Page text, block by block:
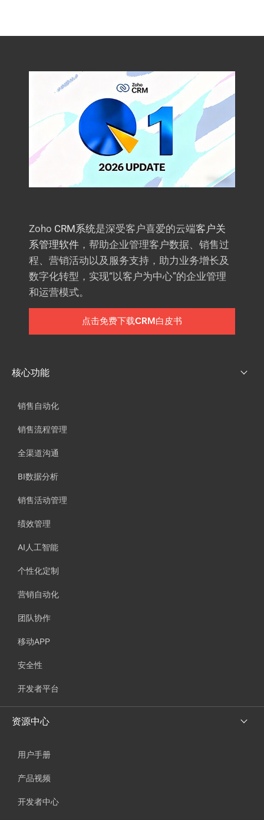
Zoho CRM系统是深受客户喜爱的云端客户关
系管理软件 ，帮助企业管理客户数据、销售过
程、营销活动以及服务支持，助力业务增长及
数字化转型，实现“以客户为中心”的企业管理
和运营模式。
点击免费下载CRM白皮书
核心功能
销售自动化
销售流程管理
全渠道沟通
BI数据分析
销售活动管理
绩效管理
AI人工智能
个性化定制
营销自动化
团队协作
移动APP
安全性
开发者平台
资源中心
用户手册
产品视频
开发者中心